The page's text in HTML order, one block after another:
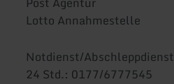
Lotto Annahmestelle
Notdienst/Abschleppdienst
24 Std.: 0177/6777545